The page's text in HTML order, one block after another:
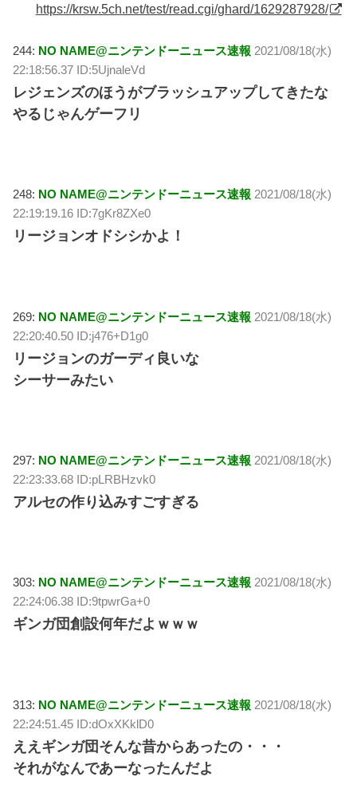
https://krsw.5ch.net/test/read.cgi/ghard/1629287928/
244: NO NAME@ニンテンドーニュース速報 2021/08/18(水)
22:18:56.37 ID:5UjnaleVd
レジェンズのほうがブラッシュアップしてきたな
やるじゃんゲーフリ
248: NO NAME@ニンテンドーニュース速報 2021/08/18(水)
22:19:19.16 ID:7gKr8ZXe0
リージョンオドシシかよ！
269: NO NAME@ニンテンドーニュース速報 2021/08/18(水)
22:20:40.50 ID:j476+D1g0
リージョンのガーディ良いな
シーサーみたい
297: NO NAME@ニンテンドーニュース速報 2021/08/18(水)
22:23:33.68 ID:pLRBHzvk0
アルセの作り込みすごすぎる
303: NO NAME@ニンテンドーニュース速報 2021/08/18(水)
22:24:06.38 ID:9tpwrGa+0
ギンガ団創設何年だよｗｗｗ
313: NO NAME@ニンテンドーニュース速報 2021/08/18(水)
22:24:51.45 ID:dOxXKklD0
ええギンガ団そんな昔からあったの・・・
それがなんであーなったんだよ